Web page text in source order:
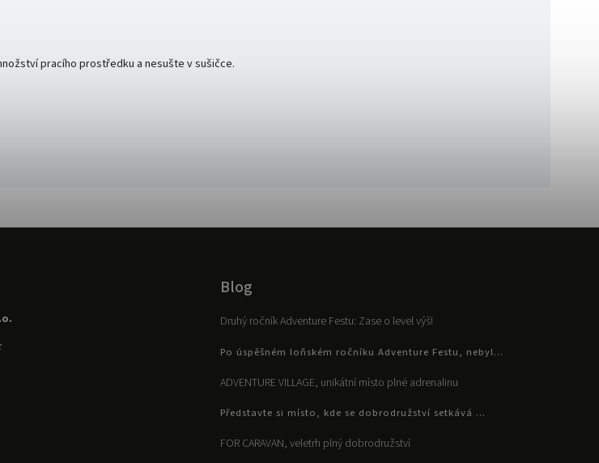
pracího prostředku a nesušte v sušičce.
Blog
Druhý ročník Adventure Festu: Zase o level výš!
Po úspěšném loňském ročníku Adventure Festu, nebyl...
ADVENTURE VILLAGE, unikátní místo plné adrenalinu
Představte si místo, kde se dobrodružství setkává ...
FOR CARAVAN, veletrh plný dobrodružství